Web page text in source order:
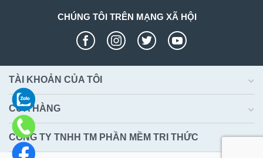
CHÚNG TÔI TRÊN MẠNG XÃ HỘI
TÀI KHOẢN CỦA TÔI
CỬA HÀNG
CÔNG TY TNHH TM PHẦN MỀM TRI THỨC